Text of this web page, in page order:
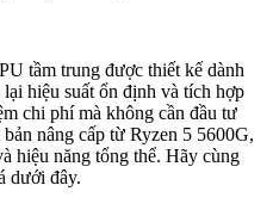
tầm trung được thiết kế dành
hiệu suất ổn định và tích hợp
chi phí mà không cần đầu tư
nâng cấp từ Ryzen 5 5600G,
hiệu năng tổng thể. Hãy cùng
dưới đây.